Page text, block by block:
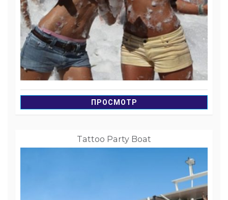
ПРОСМОТР
Tattoo Party Boat